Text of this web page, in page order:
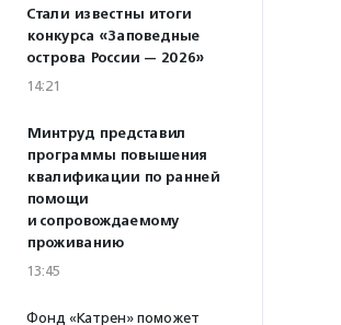
Стали известны итоги
конкурса «Заповедные
острова России — 2026»
14:21
Минтруд представил
программы повышения
квалификации по ранней
помощи
и сопровождаемому
проживанию
13:45
Фонд «Катрен» поможет